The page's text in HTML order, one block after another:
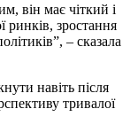
він має чіткий і
ринків, зростання
– сказала
навіть після
тривалої